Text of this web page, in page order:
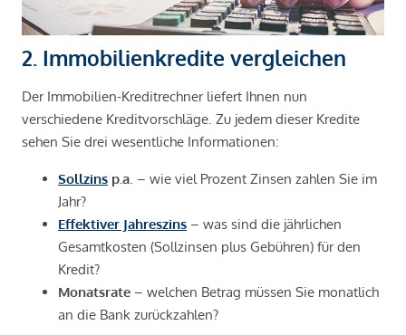
2. Immobilienkredite vergleichen
Der Immobilien-Kreditrechner liefert Ihnen nun
verschiedene Kreditvorschläge. Zu jedem dieser Kredite
sehen Sie drei wesentliche Informationen:
Sollzins p.a . – wie viel Prozent Zinsen zahlen Sie im
Jahr?
Effektiver Jahreszins – was sind die jährlichen
Gesamtkosten (Sollzinsen plus Gebühren) für den
Kredit?
Monatsrate – welchen Betrag müssen Sie monatlich
an die Bank zurückzahlen?